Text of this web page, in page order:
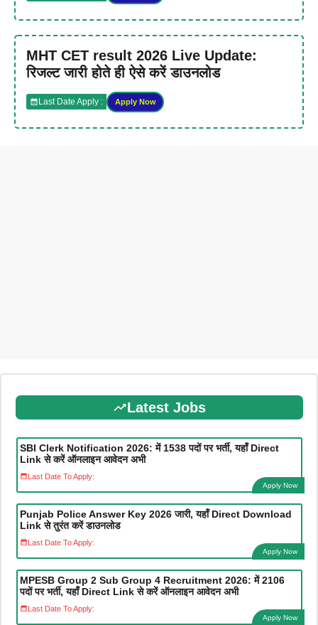
MHT CET result 2026 Live Update:
रिजल्ट जारी होते ही ऐसे करें डाउनलोड
Last Date Apply : Apply Now
Latest Jobs
SBI Clerk Notification 2026: में 1538 पदों पर भर्ती, यहाँ Direct
Link से करें ऑनलाइन आवेदन अभी
Last Date To Apply:
Apply Now
Punjab Police Answer Key 2026 जारी, यहाँ Direct Download
Link से तुरंत करें डाउनलोड
Last Date To Apply:
Apply Now
MPESB Group 2 Sub Group 4 Recruitment 2026: में 2106
पदों पर भर्ती, यहाँ Direct Link से करें ऑनलाइन आवेदन अभी
Last Date To Apply:
Apply Now